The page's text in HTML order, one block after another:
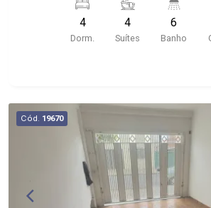
Serviço; - Churrasqueira; - Piscina;
solar; - Condomínio com Portaria
Localizado próximo ao Gelato
4
Dorm.
4
Suítes
6
Banho
Cód. 19670